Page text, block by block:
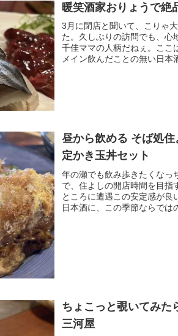
暖笑酒家おりょうで絶
3月に閉店と聞いて、こりゃ
た。久しぶりの訪問でも、心
千佳ママの人柄だねぇ。ここ
メイン飲んだことの無い日本
昼から飲める そば処
定かき玉丼セット
年の瀬でも飲み歩きたくなっ
で、住よしの開店時間を目指
ところに遭遇この安定感が良
日本酒に、この季節ならでは
ちょこっと覗いてみた
三河屋